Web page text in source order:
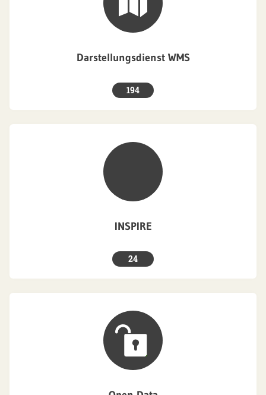
Darstellungsdienst WMS
194
INSPIRE
24